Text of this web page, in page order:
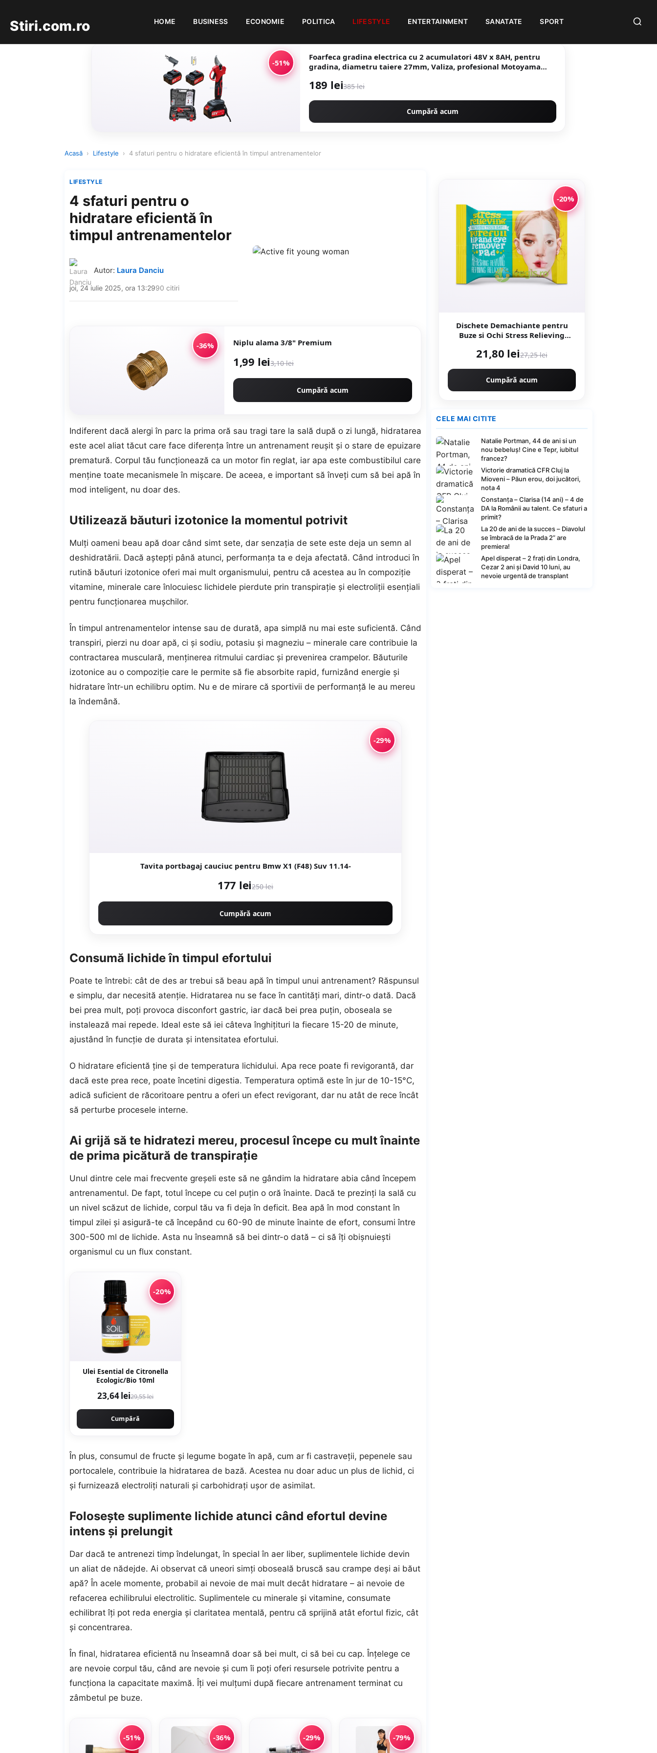
Stiri.com.ro HOME BUSINESS ECONOMIE POLITICA LIFESTYLE ENTERTAINMENT SANATATE SPORT
-51%
Foarfeca gradina electrica cu 2 acumulatori 48V x 8AH, pentru
gradina, diametru taiere 27mm, Valiza, profesional Motoyama
189 lei385 lei
Cumpără acum
Acasă › Lifestyle › 4 sfaturi pentru o hidratare eficientă în timpul antrenamentelor
LIFESTYLE
4 sfaturi pentru o
hidratare eficientă în
timpul antrenamentelor
Autor: Laura Danciu
joi, 24 iulie 2025, ora 13:2990 citiri
-36% Niplu alama 3/8" Premium
1,99 lei3,10 lei
Cumpără acum
Indiferent dacă alergi în parc la prima oră sau tragi tare la sală după o zi lungă, hidratarea
este acel aliat tăcut care face diferența între un antrenament reușit și o stare de epuizare
prematură. Corpul tău funcționează ca un motor fin reglat, iar apa este combustibilul care
menține toate mecanismele în mișcare. De aceea, e important să înveți cum să bei apă în
mod inteligent, nu doar des.
Utilizează băuturi izotonice la momentul potrivit
Mulți oameni beau apă doar când simt sete, dar senzația de sete este deja un semn al
deshidratării. Dacă aștepți până atunci, performanța ta e deja afectată. Când introduci în
rutină băuturi izotonice oferi mai mult organismului, pentru că acestea au în compoziție
vitamine, minerale care înlocuiesc lichidele pierdute prin transpirație și electroliții esențiali
pentru funcționarea mușchilor.
În timpul antrenamentelor intense sau de durată, apa simplă nu mai este suficientă. Când
transpiri, pierzi nu doar apă, ci și sodiu, potasiu și magneziu – minerale care contribuie la
contractarea musculară, menținerea ritmului cardiac și prevenirea crampelor. Băuturile
izotonice au o compoziție care le permite să fie absorbite rapid, furnizând energie și
hidratare într-un echilibru optim. Nu e de mirare că sportivii de performanță le au mereu
la îndemână.
-29%
Tavita portbagaj cauciuc pentru Bmw X1 (F48) Suv 11.14-
177 lei250 lei
Cumpără acum
Consumă lichide în timpul efortului
Poate te întrebi: cât de des ar trebui să beau apă în timpul unui antrenament? Răspunsul
e simplu, dar necesită atenție. Hidratarea nu se face în cantități mari, dintr-o dată. Dacă
bei prea mult, poți provoca disconfort gastric, iar dacă bei prea puțin, oboseala se
instalează mai repede. Ideal este să iei câteva înghițituri la fiecare 15-20 de minute,
ajustând în funcție de durata și intensitatea efortului.
O hidratare eficientă ține și de temperatura lichidului. Apa rece poate fi revigorantă, dar
dacă este prea rece, poate încetini digestia. Temperatura optimă este în jur de 10-15°C,
adică suficient de răcoritoare pentru a oferi un efect revigorant, dar nu atât de rece încât
să perturbe procesele interne.
Ai grijă să te hidratezi mereu, procesul începe cu mult înainte
de prima picătură de transpirație
Unul dintre cele mai frecvente greșeli este să ne gândim la hidratare abia când începem
antrenamentul. De fapt, totul începe cu cel puțin o oră înainte. Dacă te prezinți la sală cu
un nivel scăzut de lichide, corpul tău va fi deja în deficit. Bea apă în mod constant în
timpul zilei și asigură-te că începând cu 60-90 de minute înainte de efort, consumi între
300-500 ml de lichide. Asta nu înseamnă să bei dintr-o dată – ci să îți obișnuiești
organismul cu un flux constant.
-20%
Ulei Esential de Citronella
Ecologic/Bio 10ml
23,64 lei29,55 lei
Cumpără
În plus, consumul de fructe și legume bogate în apă, cum ar fi castraveții, pepenele sau
portocalele, contribuie la hidratarea de bază. Acestea nu doar aduc un plus de lichid, ci
și furnizează electroliți naturali și carbohidrați ușor de asimilat.
Folosește suplimente lichide atunci când efortul devine
intens și prelungit
Dar dacă te antrenezi timp îndelungat, în special în aer liber, suplimentele lichide devin
un aliat de nădejde. Ai observat că uneori simți oboseală bruscă sau crampe deși ai băut
apă? În acele momente, probabil ai nevoie de mai mult decât hidratare – ai nevoie de
refacerea echilibrului electrolitic. Suplimentele cu minerale și vitamine, consumate
echilibrat îți pot reda energia și claritatea mentală, pentru că sprijină atât efortul fizic, cât
și concentrarea.
În final, hidratarea eficientă nu înseamnă doar să bei mult, ci să bei cu cap. Înțelege ce
are nevoie corpul tău, când are nevoie și cum îi poți oferi resursele potrivite pentru a
funcționa la capacitate maximă. Îți vei mulțumi după fiecare antrenament terminat cu
zâmbetul pe buze.
-51% -36% -29% -79%
-20%
Dischete Demachiante pentru
Buze si Ochi Stress Relieving
21,80 lei27,25 lei
Cumpără acum
CELE MAI CITITE
Natalie Portman, 44 de ani si un
nou bebeluș! Cine e Tepr, iubitul
francez?
Victorie dramatică CFR Cluj la
Mioveni – Păun erou, doi jucători,
nota 4
Constanța – Clarisa (14 ani) – 4 de
DA la Românii au talent. Ce sfaturi a
primit?
La 20 de ani de la succes – Diavolul
se îmbracă de la Prada 2” are
premiera!
Apel disperat – 2 frați din Londra,
Cezar 2 ani și David 10 luni, au
nevoie urgentă de transplant